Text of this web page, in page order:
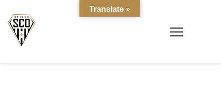
Translate »